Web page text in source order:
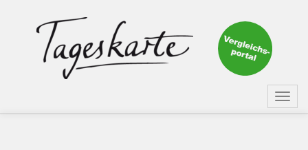
Keine Nachricht mehr
verpassen!